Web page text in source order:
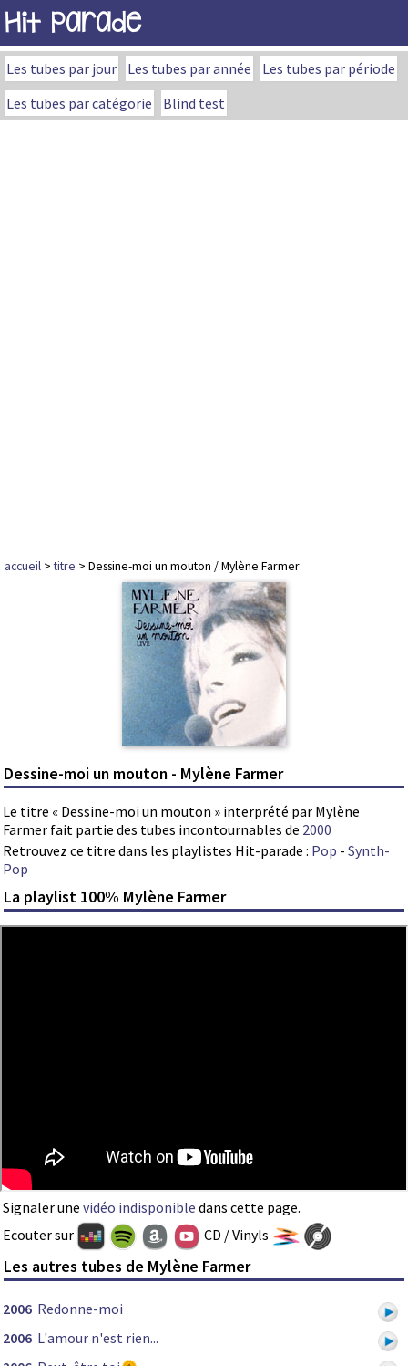
Hit Parade
Les tubes par jour Les tubes par année
Les tubes par période
Les tubes par catégorie
Blind test
accueil >titre > Dessine-moi un mouton / Mylène Farmer
Dessine-moi un mouton - Mylène Farmer
Le titre « Dessine-moi un mouton » interprété par Mylène
Farmer fait partie des tubes incontournables de 2000
Retrouvez ce titre dans les playlistes Hit-parade : Pop - Synth-
Pop
La playlist 100% Mylène Farmer
Signaler une vidéo indisponible dans cette page.
Ecouter sur
CD / Vinyls
Les autres tubes de Mylène Farmer
2006 Redonne-moi
2006 L'amour n'est rien...